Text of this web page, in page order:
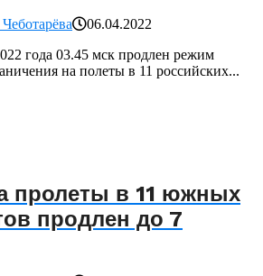
06.04.2022
года 03.45 мск продлен режим
на полеты в 11 российских...
пролеты в 11 южных
продлен до 7